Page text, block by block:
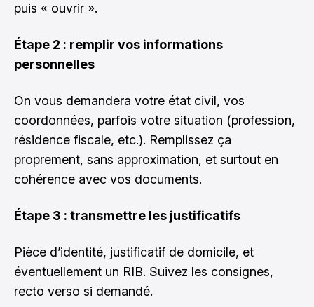
puis « ouvrir ».
Étape 2 : remplir vos informations
personnelles
On vous demandera votre état civil, vos
coordonnées, parfois votre situation (profession,
résidence fiscale, etc.). Remplissez ça
proprement, sans approximation, et surtout en
cohérence avec vos documents.
Étape 3 : transmettre les justificatifs
Pièce d’identité, justificatif de domicile, et
éventuellement un RIB. Suivez les consignes,
recto verso si demandé.